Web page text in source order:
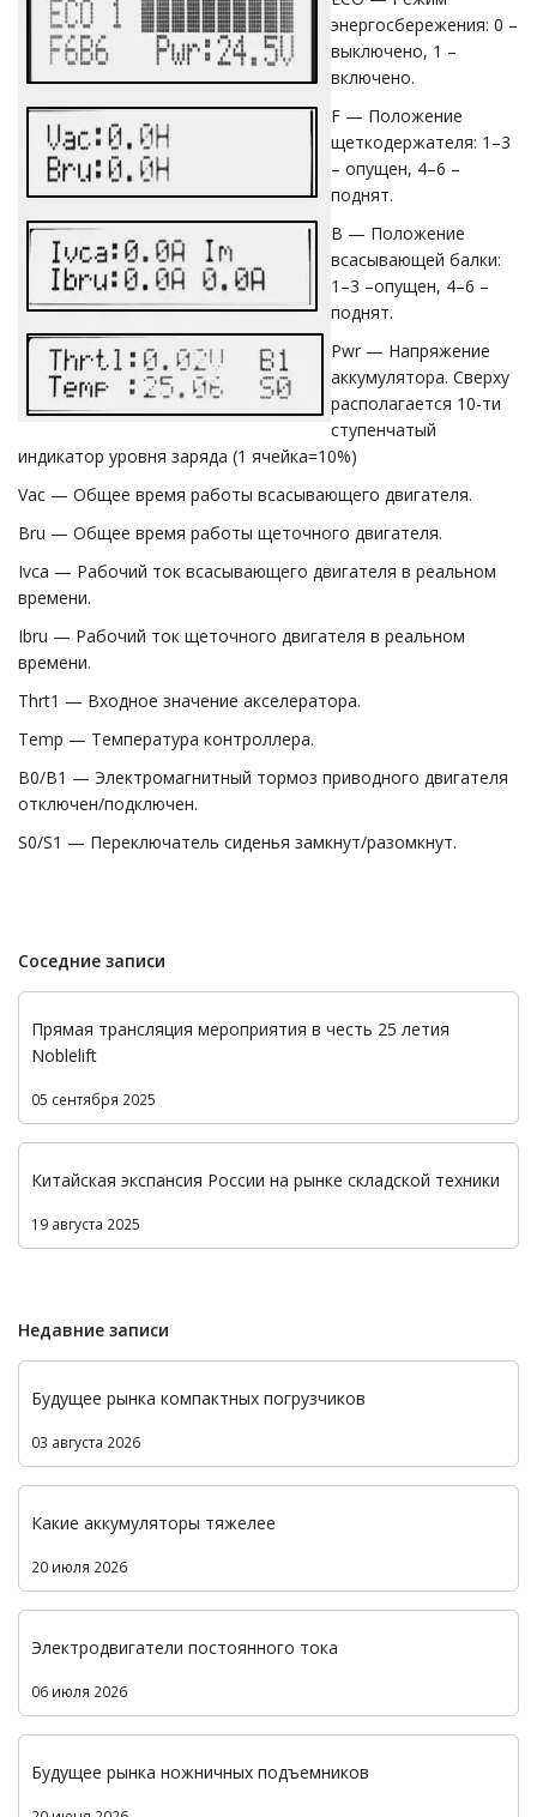
энергосбережения: 0 –
выключено, 1 –
включено.
F — Положение
щеткодержателя: 1–3
– опущен, 4–6 –
поднят.
B — Положение
всасывающей балки:
1–3 –опущен, 4–6 –
поднят.
Pwr — Напряжение
аккумулятора. Сверху
располагается 10-ти
ступенчатый
индикатор уровня заряда (1 ячейка=10%)
Vac — Общее время работы всасывающего двигателя.
Bru — Общее время работы щеточного двигателя.
Ivca — Рабочий ток всасывающего двигателя в реальном
времени.
Ibru — Рабочий ток щеточного двигателя в реальном
времени.
Thrt1 — Входное значение акселератора.
Temp — Температура контроллера.
B0/B1 — Электромагнитный тормоз приводного двигателя
отключен/подключен.
S0/S1 — Переключатель сиденья замкнут/разомкнут.
Соседние записи
Прямая трансляция мероприятия в честь 25 летия
Noblelift
05 сентября 2025
Китайская экспансия России на рынке складской техники
19 августа 2025
Недавние записи
Будущее рынка компактных погрузчиков
03 августа 2026
Какие аккумуляторы тяжелее
20 июля 2026
Электродвигатели постоянного тока
06 июля 2026
Будущее рынка ножничных подъемников